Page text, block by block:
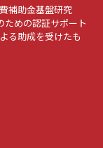
補助金基盤研究
ための認証サポート
る助成を受けたも